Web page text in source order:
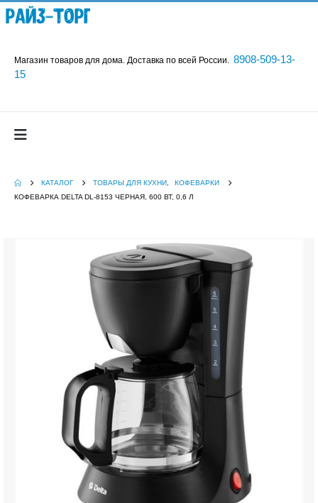
Райз-Торг
Магазин товаров для дома. Доставка по всей России. 8908-509-13-
15
КАТАЛОГ ТОВАРЫ ДЛЯ КУХНИ,
КОФЕВАРКИ
КОФЕВАРКА DELTA DL-8153 ЧЕРНАЯ, 600 ВТ, 0,6 Л